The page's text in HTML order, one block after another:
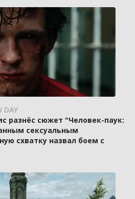
DAY
разнёс сюжет "Человек-паук:
сексуальным
схватку назвал боем с